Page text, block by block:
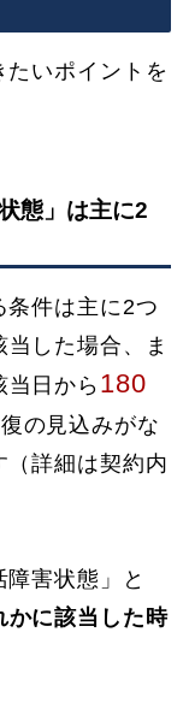
いポイントを
態」は主に2
条件は主に2つ
当した場合、ま
当日から 180
の見込みがな
（詳細は契約内
害状態」と
かに該当した時